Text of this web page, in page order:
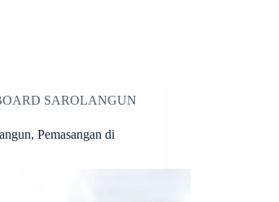
SAROLANGUN
Pemasangan di